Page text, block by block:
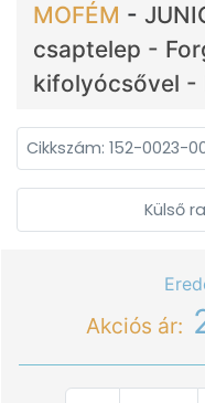
MOFÉM -
csaptelep -
kifolyócsővel -
Cikkszám: 152-0023-
Külső
Akciós ár: